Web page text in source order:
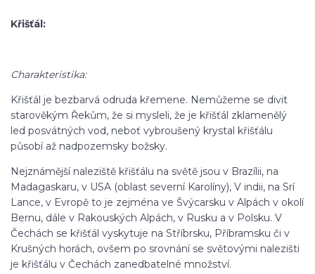
Křišťál:
Charakteristika:
Křišťál je bezbarvá odruda křemene. Nemůžeme se divit
starověkým Řekům, že si mysleli, že je křišťál zklamenělý
led posvátných vod, neboť vybroušený krystal křišťálu
působí až nadpozemsky božsky.
Nejznámější naleziště křišťálu na světě jsou v Brazílii, na
Madagaskaru, v USA (oblast severní Karolíny), V indii, na Srí
Lance, v Evropě to je zejména ve Švýcarsku v Alpách v okolí
Bernu, dále v Rakouských Alpách, v Rusku a v Polsku. V
Čechách se křišťál vyskytuje na Stříbrsku, Příbramsku či v
Krušných horách, ovšem po srovnání se světovými nalezišti
je křišťálu v Čechách zanedbatelné množství.